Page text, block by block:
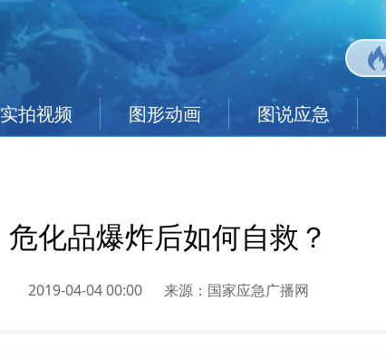
实拍视频 图形动画 图说应急
危化品爆炸后如何自救？
2019-04-04 00:00 来源： 国家应急广播网